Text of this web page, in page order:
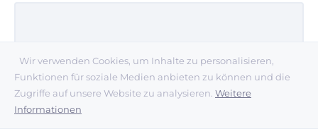
Wir verwenden Cookies, um Inhalte zu personalisieren,
Funktionen für soziale Medien anbieten zu können und die
Zugriffe auf unsere Website zu analysieren. Weitere
Informationen
$color-silv-mid